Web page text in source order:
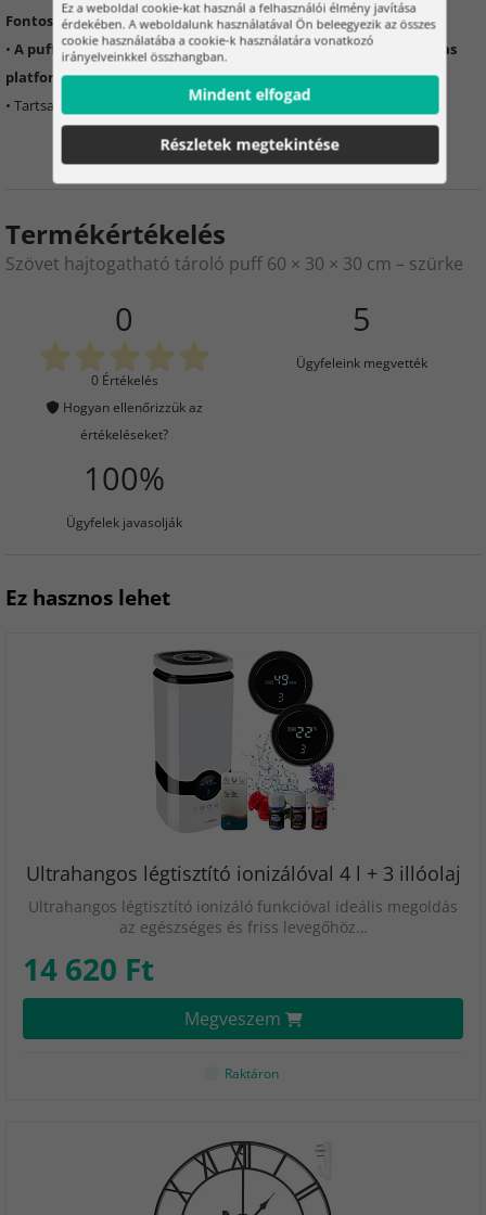
Fontos információk:
• A puff ülésre és apró tárgyak tárolására szolgál – nem alkalmas
platformnak vagy létrának
• Tartsa be a maximális terhelhetőséget 80 kg
Termékértékelés
Szövet hajtogatható tároló puff 60 × 30 × 30 cm – szürke
0
0 Értékelés
Hogyan ellenőrizzük az
értékeléseket?
5
Ügyfeleink megvették
100%
Ügyfelek javasolják
Ez hasznos lehet
Ultrahangos légtisztító ionizálóval 4 l + 3 illóolaj
Ultrahangos légtisztító ionizáló funkcióval ideális megoldás
az egészséges és friss levegőhöz…
14 620 Ft
Megveszem
Raktáron
Ez a weboldal cookie-kat használ a felhasználói élmény javítása
érdekében. A weboldalunk használatával Ön beleegyezik az összes
cookie használatába a cookie-k használatára vonatkozó
irányelveinkkel összhangban.
Mindent elfogad
Részletek megtekintése